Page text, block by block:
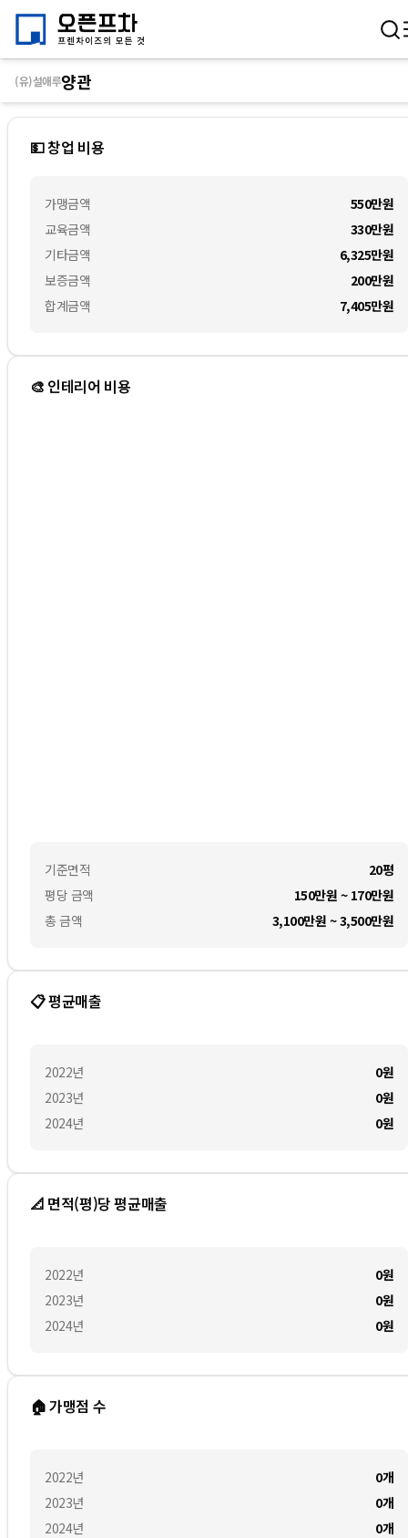
(유)설애루양관
💵 창업 비용
가맹금액
교육금액
기타금액
보증금액
합계금액
550만원
330만원
6,325만원
200만원
7,405만원
🎨 인테리어 비용
기준면적
평당 금액
총 금액
20평
150만원 ~ 170만원
3,100만원 ~ 3,500만원
📋 평균매출
2022년
2023년
2024년
0원
0원
0원
📐 면적(평)당 평균매출
2022년
2023년
2024년
0원
0원
0원
🏠 가맹점 수
2022년
2023년
2024년
0개
0개
0개